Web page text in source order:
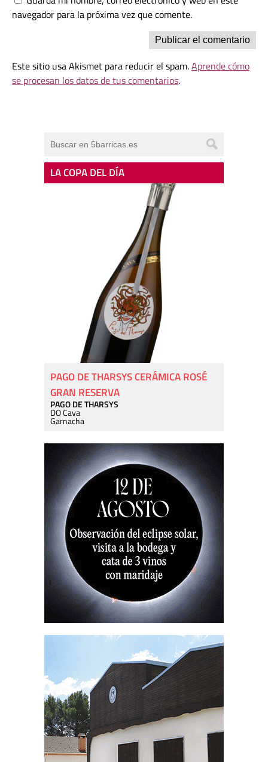
navegador para la próxima vez que comente.
Este sitio usa Akismet para reducir el spam.Aprende cómo
se procesan los datos de tus comentarios.
LA COPA DEL DÍA
PAGO DE THARSYS CERÁMICA ROSÉ
GRAN RESERVA
PAGO DE THARSYS
DO Cava
Garnacha